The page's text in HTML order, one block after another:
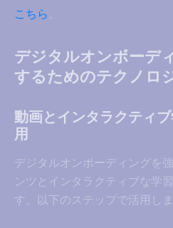
こちら
デジタルオンボーデ
するためのテクノロ
動画とインタラクティ
用
デジタルオンボーディングを
ンツとインタラクティブな学
す。以下のステップで活用しま